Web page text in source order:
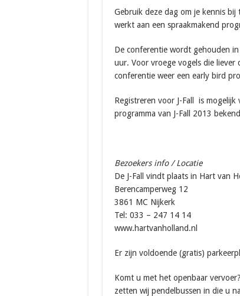
Gebruik deze dag om je kennis
werkt aan een spraakmakend
De conferentie wordt gehouden
uur. Voor vroege vogels die
conferentie weer een early bird
Registreren voor J-Fall is
programma van J-Fall 2013
Bezoekers info / Locatie
De J-Fall vindt plaats in Hart van
Berencamperweg 12
3861 MC Nijkerk
Tel: 033 – 247 14 14
www.hartvanholland.nl
Er zijn voldoende (gratis)
Komt u met het openbaar
zetten wij pendelbussen in die u